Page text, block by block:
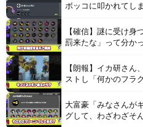
Powered by livedoor 相互RSS
ボッコに叩かれてし
【確信】謎に受け身
罰来たな」って分か
【朗報】イカ研さん
ストし「何かのフラ
大富豪「みなさんが
グして、わざわざそ